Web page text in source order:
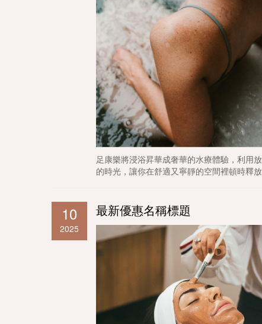
足康樂將浸浴昇華成奢華的水療體驗，利用
的時光，讓你在舒適又寧靜的空間裡頓時釋
10
2025
最新優惠名稱標題